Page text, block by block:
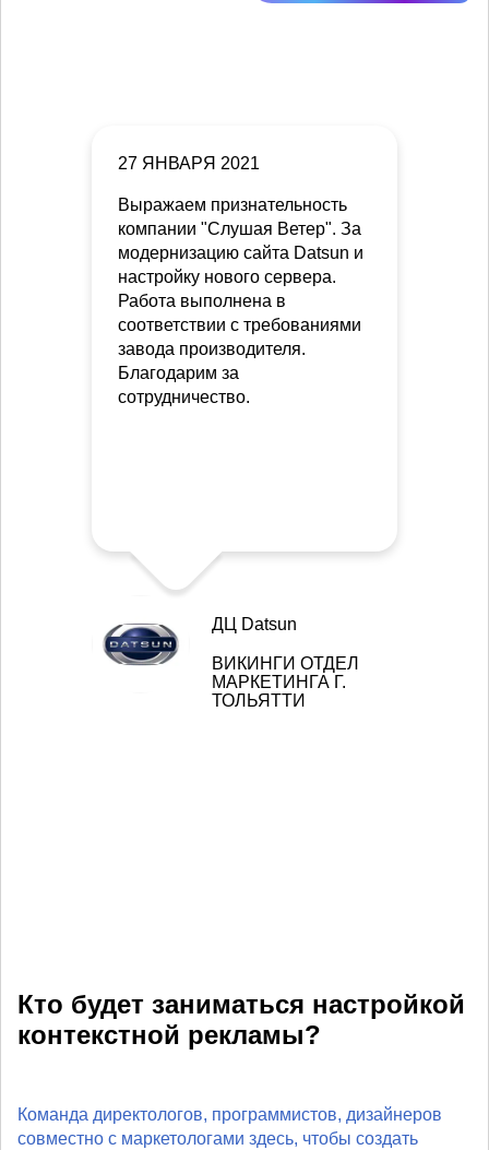
27 ЯНВАРЯ 2021
Выражаем признательность
компании "Слушая Ветер". За
модернизацию сайта Datsun и
настройку нового сервера.
Работа выполнена в
соответствии с требованиями
завода производителя.
Благодарим за
сотрудничество.
ДЦ Datsun
ВИКИНГИ ОТДЕЛ
МАРКЕТИНГА Г.
ТОЛЬЯТТИ
Кто будет заниматься настройкой
контекстной рекламы?
Команда директологов, программистов, дизайнеров
совместно с маркетологами здесь, чтобы создать